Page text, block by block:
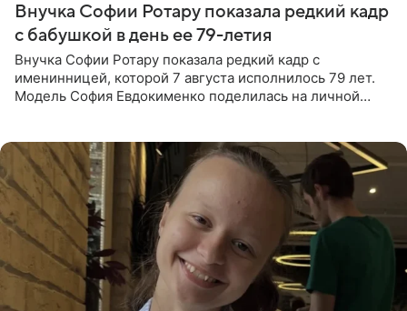
Внучка Софии Ротару показала редкий кадр
с бабушкой в день ее 79-летия
Внучка Софии Ротару показала редкий кадр с
именинницей, которой 7 августа исполнилось 79 лет.
Модель София Евдокименко поделилась на личной